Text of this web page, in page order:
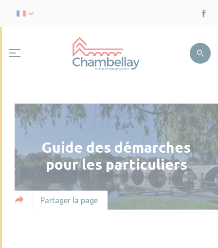
Guide des démarches
pour les particuliers
Partager la page